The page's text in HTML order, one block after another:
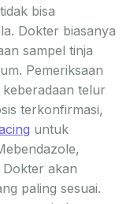
bisa
Dokter biasanya
sampel tinja
Pemeriksaan
telur
terkonfirmasi,
untuk
akan
paling sesuai.